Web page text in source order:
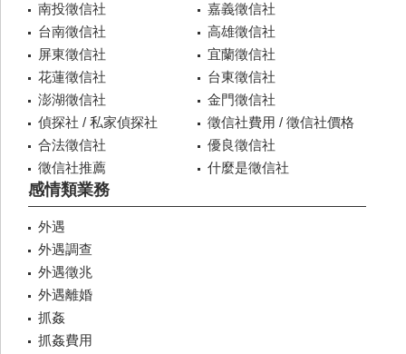
南投徵信社
嘉義徵信社
台南徵信社
高雄徵信社
屏東徵信社
宜蘭徵信社
花蓮徵信社
台東徵信社
澎湖徵信社
金門徵信社
偵探社 / 私家偵探社
徵信社費用 / 徵信社價格
合法徵信社
優良徵信社
徵信社推薦
什麼是徵信社
感情類業務
外遇
外遇調查
外遇徵兆
外遇離婚
抓姦
抓姦費用